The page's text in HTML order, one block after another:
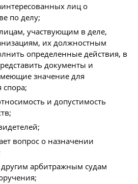
лиц о
по делу;
участвующим в деле,
их должностным
определенные действия, в
документы и
значение для
спора;
и допустимость
вопрос о назначении
другим арбитражным судам